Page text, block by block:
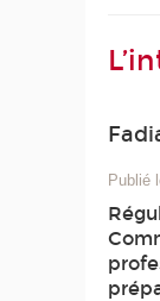
Publié